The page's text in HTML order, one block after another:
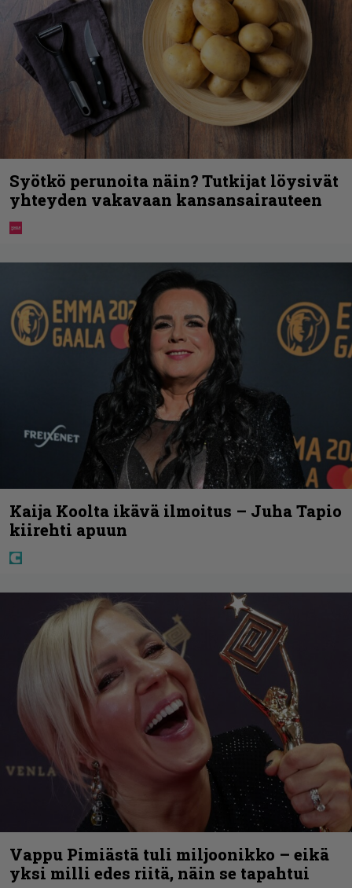
Syötkö perunoita näin? Tutkijat löysivät
yhteyden vakavaan kansansairauteen
Kaija Koolta ikävä ilmoitus – Juha Tapio
kiirehti apuun
Vappu Pimiästä tuli miljoonikko – eikä
yksi milli edes riitä, näin se tapahtui